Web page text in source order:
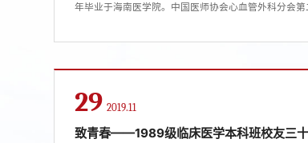
年毕业于海南医学院。中国医师协会心血管外科分会
29 2019.11
致青春——1989级临床医学本科班校友三